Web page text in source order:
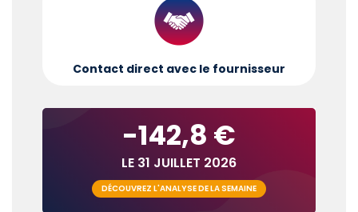
Contact direct avec le fournisseur
-142,8 €
LE 31 JUILLET 2026
DÉCOUVREZ L'ANALYSE DE LA SEMAINE